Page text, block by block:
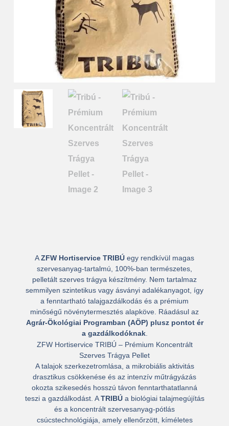
AZFW Hortiservice TRIBÚ egy rendkívül magas
szervesanyag-tartalmú, 100%-ban természetes,
pelletált szerves trágya készítmény. Nem tartalmaz
semmilyen szintetikus vagy ásványi adalékanyagot, így
a fenntartható talajgazdálkodás és a prémium
minőségű növénytermesztés alapköve. Ráadásul az
Agrár-Ökológiai Programban (AÖP) plusz pontot ér
a gazdálkodóknak.
ZFW Hortiservice TRIBÚ – Prémium Koncentrált
Szerves Trágya Pellet
A talajok szerkezetromlása, a mikrobiális aktivitás
drasztikus csökkenése és az intenzív műtrágyázás
okozta szikesedés hosszú távon fenntarthatatlanná
teszi a gazdálkodást. ATRIBÚa biológiai talajmegújítás
és a koncentrált szervesanyag-pótlás
csúcstechnológiája, amely ellenőrzött, kíméletes